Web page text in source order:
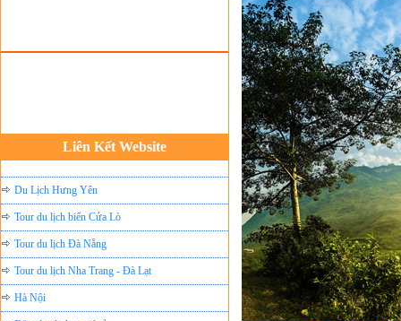
Liên Kết Website
Tour du lịch Tây Bắc
Du Lịch Hưng Yên
Tour du lịch biển Cửa Lò
Tour du lịch Đà Nẵng
Tour du lịch Nha Trang - Đà Lạt
Hà Nội
Đặt vé máy bay giá rẻ